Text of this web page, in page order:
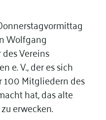
Wolfgang
Vereins
e. V., der es sich
100 Mitgliedern des
hat, das alte
erwecken.